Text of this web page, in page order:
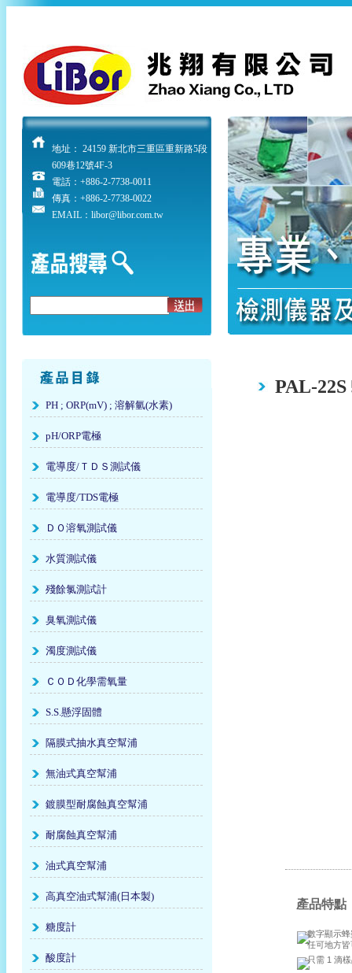
地址： 24159 新北市三重區重新路5段
609巷12號4F-3
電話： +886-2-7738-0011
傳真：+886-2-7738-0022
EMAIL：libor@libor.com.tw
PH ; ORP(mV) ; 溶解氫(水素)
pH/ORP電極
電導度/ＴＤＳ測試儀
電導度/TDS電極
ＤＯ溶氧測試儀
水質測試儀
殘餘氯測試計
臭氧測試儀
濁度測試儀
ＣＯＤ化學需氧量
S.S.懸浮固體
隔膜式抽水真空幫浦
無油式真空幫浦
鍍膜型耐腐蝕真空幫浦
耐腐蝕真空幫浦
油式真空幫浦
高真空油式幫浦(日本製)
糖度計
酸度計
PAL-
產品特點
數字顯示
任可地方
只需 1 滴